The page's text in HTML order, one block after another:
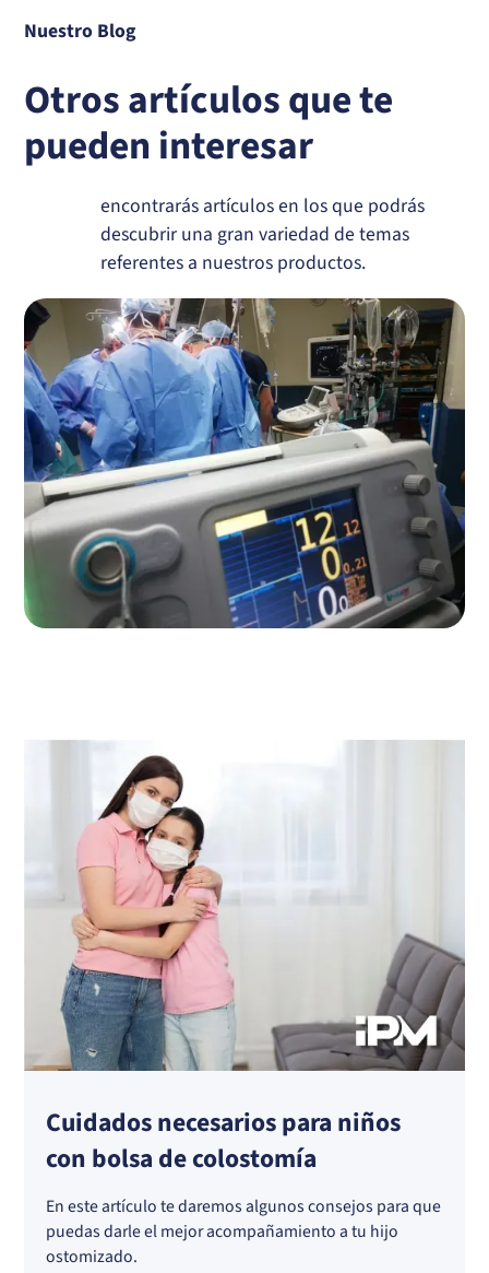
Nuestro Blog
Otros artículos que te
pueden interesar
encontrarás artículos en los que podrás
descubrir una gran variedad de temas
referentes a nuestros productos.
Cuidados necesarios para niños
con bolsa de colostomía
En este artículo te daremos algunos consejos para que
puedas darle el mejor acompañamiento a tu hijo
ostomizado.